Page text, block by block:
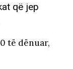
që jep
të dënuar,